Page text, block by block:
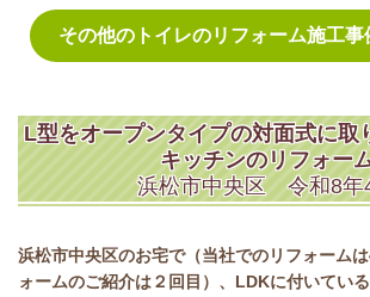
その他のトイレのリフォーム施工事
L型をオープンタイプの対面式に取
キッチンのリフォー
浜松市中央区 令和8年
浜松市中央区のお宅で（当社でのリフォーム
ォームのご紹介は２回目）、LDKに付いてい